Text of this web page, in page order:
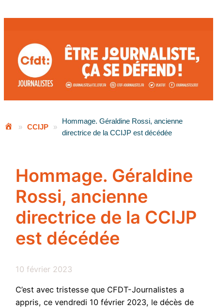
» CCIJP »
Hommage. Géraldine Rossi, ancienne
directrice de la CCIJP est décédée
Hommage. Géraldine
Rossi, ancienne
directrice de la CCIJP
est décédée
10 février 2023
C’est avec tristesse que CFDT-Journalistes a
appris, ce vendredi 10 février 2023, le décès de